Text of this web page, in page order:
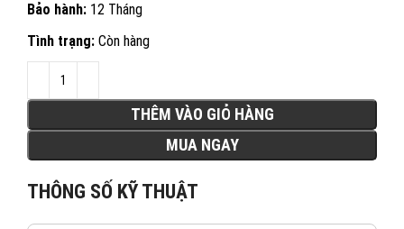
Bảo hành: 12 Tháng
Tình trạng: Còn hàng
THÊM VÀO GIỎ HÀNG
MUA NGAY
THÔNG SỐ KỸ THUẬT